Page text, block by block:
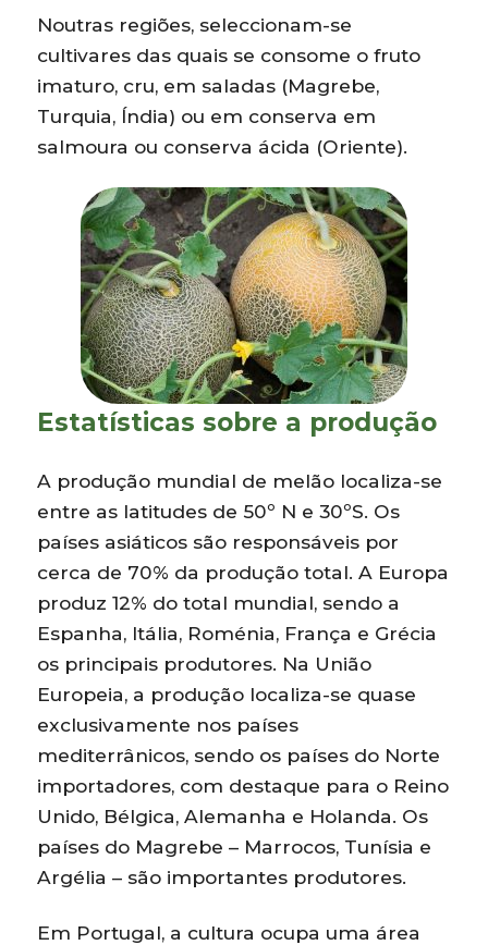
Noutras regiões, seleccionam-se
cultivares das quais se consome o fruto
imaturo, cru, em saladas (Magrebe,
Turquia, Índia) ou em conserva em
salmoura ou conserva ácida (Oriente).
Estatísticas sobre a produção
A produção mundial de melão localiza-se
entre as latitudes de 50º N e 30ºS. Os
países asiáticos são responsáveis por
cerca de 70% da produção total. A Europa
produz 12% do total mundial, sendo a
Espanha, Itália, Roménia, França e Grécia
os principais produtores. Na União
Europeia, a produção localiza-se quase
exclusivamente nos países
mediterrânicos, sendo os países do Norte
importadores, com destaque para o Reino
Unido, Bélgica, Alemanha e Holanda. Os
países do Magrebe – Marrocos, Tunísia e
Argélia – são importantes produtores.
Em Portugal, a cultura ocupa uma área